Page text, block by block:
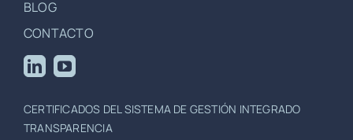
BLOG
CONTACTO
CERTIFICADOS DEL SISTEMA DE GESTIÓN INTEGRADO
TRANSPARENCIA